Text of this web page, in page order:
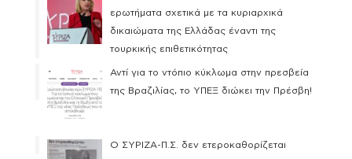
ερωτήματα σχετικά με τα κυριαρχικά
δικαιώματα της Ελλάδας έναντι της
τουρκικής επιθετικότητας
Αντί για το ντόπιο κύκλωμα στην πρεσβεία
της Βραζιλίας, το ΥΠΕΞ διώκει την Πρέσβη!
Ο ΣΥΡΙΖΑ-Π.Σ. δεν ετεροκαθορίζεται